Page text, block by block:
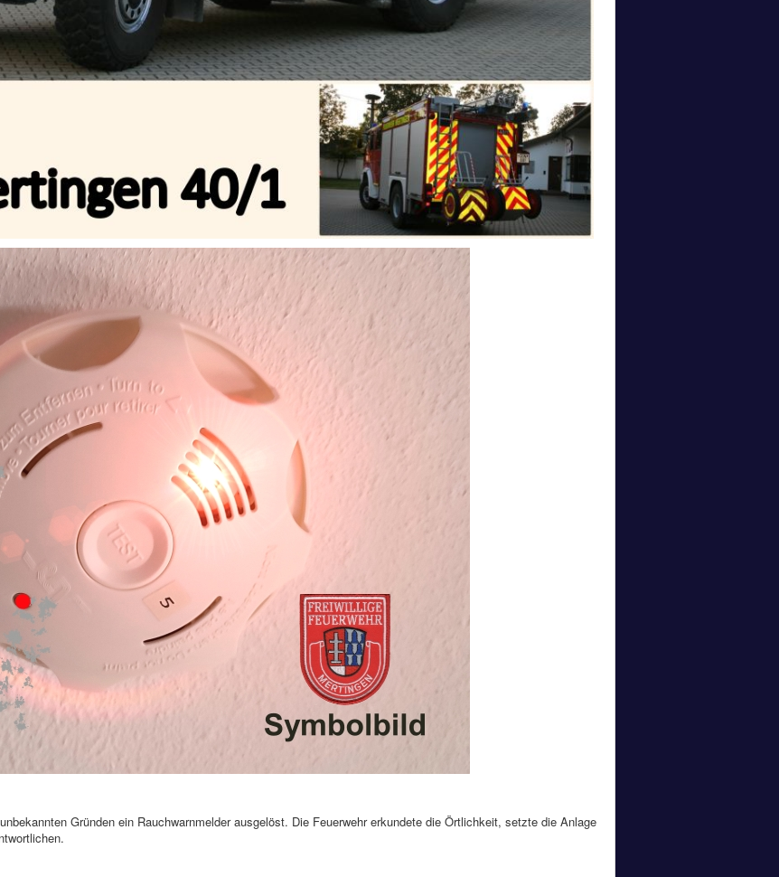
Gründen ein Rauchwarnmelder ausgelöst. Die Feuerwehr erkundete die Örtlichkeit, setzte die Anlage